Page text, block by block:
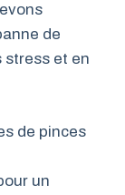
de
stress et en
de pinces
un